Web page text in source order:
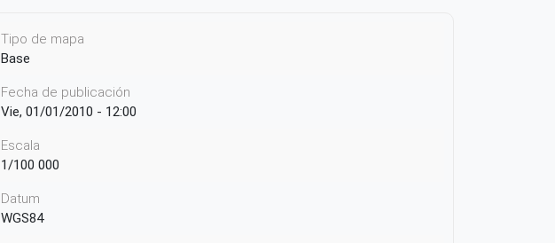
Tipo de mapa
Base
Fecha de publicación
Vie, 01/01/2010 - 12:00
Escala
1/100 000
Datum
WGS84